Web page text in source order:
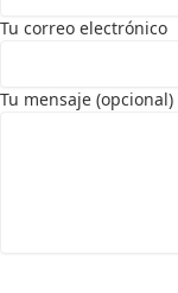
Tu correo electrónico
Tu mensaje (opcional)